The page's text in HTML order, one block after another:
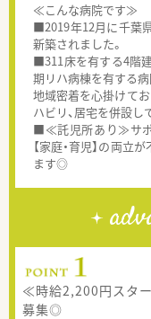
≪こんな病院です≫
■2019年12月に千葉
新築されました。
■311床を有する4階
期リハ病棟を有する病
地域密着を心掛けてお
ハビリ、居宅を併設し
■≪託児所あり≫サポ
【家庭・育児】の両立
ます◎
≪時給2,200円スタ
募集◎